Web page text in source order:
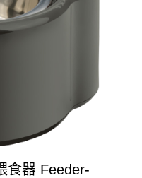
食器 Feeder-